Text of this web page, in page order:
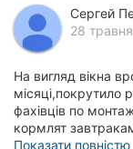
Сергей
28
На вигляд вікна
місяці,покрутило
фахівців по
кормлят
попереде ,вікна
Показати повністю